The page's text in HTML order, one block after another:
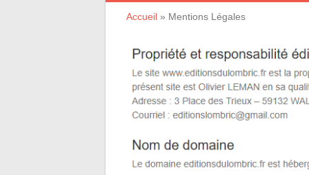
Accueil » Mentions Légales